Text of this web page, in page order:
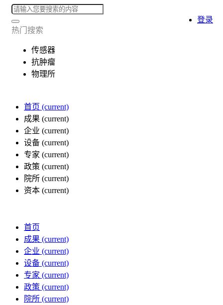
热门搜索
传感器
抗肿瘤
物理所
首页 (current)
成果 (current)
企业 (current)
设备 (current)
专家 (current)
政策 (current)
院所 (current)
资本 (current)
登录
首页
成果 (current)
企业 (current)
设备 (current)
专家 (current)
政策 (current)
院所 (current)